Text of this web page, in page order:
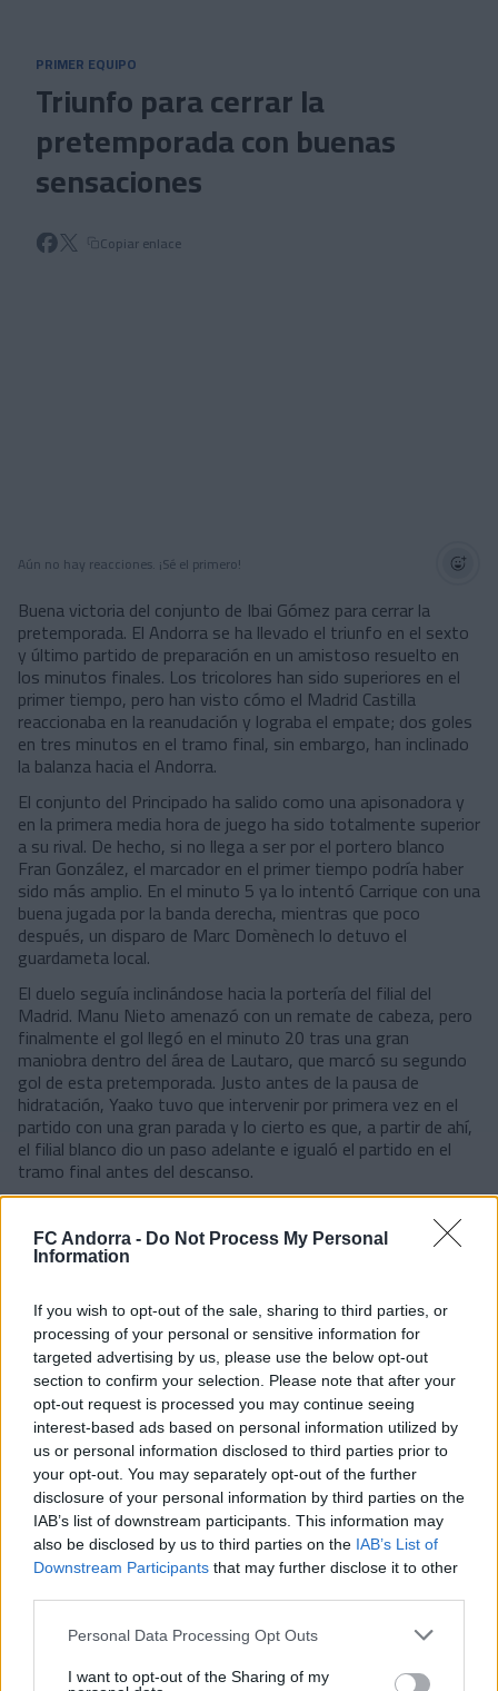
FC Andorra - Do Not Process My Personal
Information
If you wish to opt-out of the sale, sharing to third parties, or
processing of your personal or sensitive information for
targeted advertising by us, please use the below opt-out
section to confirm your selection. Please note that after your
opt-out request is processed you may continue seeing
interest-based ads based on personal information utilized by
us or personal information disclosed to third parties prior to
your opt-out. You may separately opt-out of the further
disclosure of your personal information by third parties on the
IAB’s list of downstream participants. This information may
also be disclosed by us to third parties on the IAB’s List of
Downstream Participants that may further disclose it to other
Personal Data Processing Opt Outs
I want to opt-out of the Sharing of my
PRIMER EQUIPO
Triunfo para cerrar la
pretemporada con buenas
sensaciones
Copiar enlace
Aún no hay reacciones. ¡Sé el primero!
Buena victoria del conjunto de Ibai Gómez para cerrar la
pretemporada. El Andorra se ha llevado el triunfo en el sexto
y último partido de preparación en un amistoso resuelto en
los minutos finales. Los tricolores han sido superiores en el
primer tiempo, pero han visto cómo el Madrid Castilla
reaccionaba en la reanudación y lograba el empate; dos goles
en tres minutos en el tramo final, sin embargo, han inclinado
la balanza hacia el Andorra.
El conjunto del Principado ha salido como una apisonadora y
en la primera media hora de juego ha sido totalmente superior
a su rival. De hecho, si no llega a ser por el portero blanco
Fran González, el marcador en el primer tiempo podría haber
sido más amplio. En el minuto 5 ya lo intentó Carrique con una
buena jugada por la banda derecha, mientras que poco
después, un disparo de Marc Domènech lo detuvo el
guardameta local.
El duelo seguía inclinándose hacia la portería del filial del
Madrid. Manu Nieto amenazó con un remate de cabeza, pero
finalmente el gol llegó en el minuto 20 tras una gran
maniobra dentro del área de Lautaro, que marcó su segundo
gol de esta pretemporada. Justo antes de la pausa de
hidratación, Yaako tuvo que intervenir por primera vez en el
partido con una gran parada y lo cierto es que, a partir de ahí,
el filial blanco dio un paso adelante e igualó el partido en el
tramo final antes del descanso.
En la reanudación, el Castilla salió también igual de
envalentonado y disfrutó de sus mejores minutos. Aunque la
ocasión más clara volvió a ser para el Andorra, en un penalti
provocado por Manu Nieto. El delantero andaluz, sin
embargo, no pudo superar a Fran González desde los once
metros (52').
Antes, los locales habían tenido una buena oportunidad con
un disparo de Zúñiga que se fue ajustado al palo, pero
finalmente el empate madridista llegó en el minuto 70, obra
de Rachad. El Andorra, sin embargo, no bajó los brazos y
volvió a ir a por el partido. Y así, encontró el premio con dos
goles casi seguidos al final.
Tras una rápida transición, el balón le cayó a Marc Domènech
en la frontal y, el barcelonés, no perdonó con un disparo
ajustado (86'). Y apenas tres minutos después, Gael Alonso
cerró el marcador imponiéndose a la defensa blanca en la
#SomTricolors